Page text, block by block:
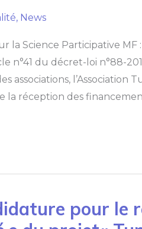
, News
la Science Participative MF
n°41 du décret-loi n°88-
associations, l’Association
la réception des
pour le